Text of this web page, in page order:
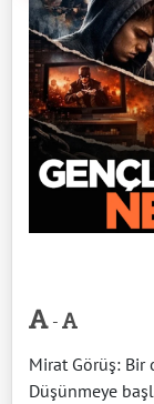
-
Mirat Görüş: Bir
Düşünmeye